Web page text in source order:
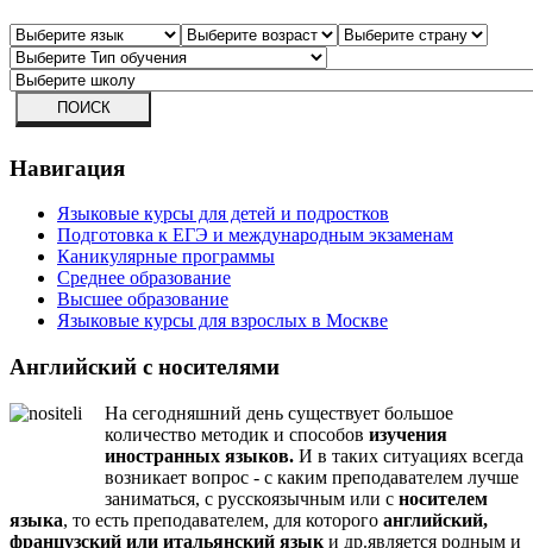
Навигация
Языковые курсы для детей и подростков
Подготовка к ЕГЭ и международным экзаменам
Каникулярные программы
Среднее образование
Высшее образование
Языковые курсы для взрослых в Москве
Английский с носителями
На сегодняшний день существует большое
количество методик и способов изучения
иностранных языков. И в таких ситуациях всегда
возникает вопрос - с каким преподавателем лучше
заниматься, с русскоязычным или с носителем
языка, то есть преподавателем, для которого английский,
французский или итальянский язык и др.является родным и